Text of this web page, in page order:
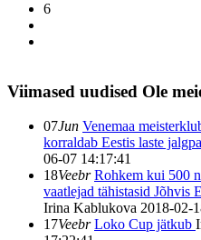
6
Viimased uudised Ole
07Jun Venemaa
korraldab Eestis laste
06-07 14:17:41
18Veebr Rohkem kui 500
vaatlejad tähistasid Jõhvis
Irina Kablukova 2018-02-
17Veebr Loko Cup jätkub